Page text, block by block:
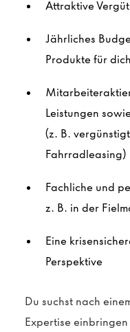
Attraktive
Jährliches
Produkte für
Leistungen
(z. B.
Fahrradleasing)
Fachliche und
z. B. in der
Eine
Perspektive
Du suchst nach
Expertise